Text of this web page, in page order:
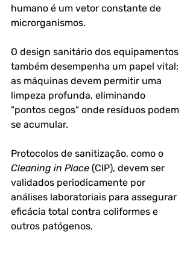
humano é um vetor constante de
microrganismos.
O design sanitário dos equipamentos
também desempenha um papel vital:
as máquinas devem permitir uma
limpeza profunda, eliminando
"pontos cegos" onde resíduos podem
se acumular.
Protocolos de sanitização, como o
Cleaning in Place (CIP), devem ser
validados periodicamente por
análises laboratoriais para assegurar
eficácia total contra coliformes e
outros patógenos.